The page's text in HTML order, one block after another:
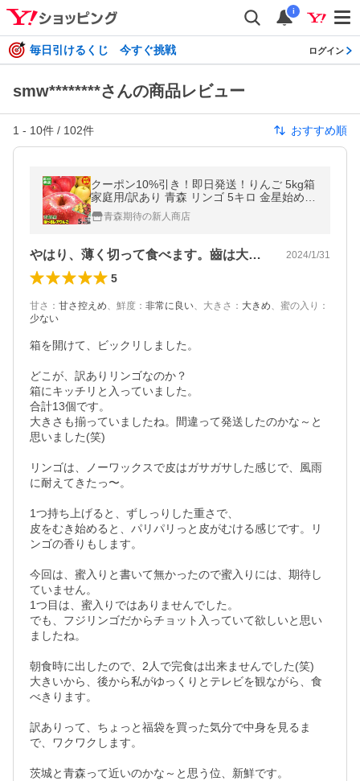
i
毎日引けるくじ 今すぐ挑戦 ログイン
smw********さんの商品レビュー
1 - 10件 / 102件 おすすめ順
クーポン10%引き！即日発送！りんご 5kg箱
家庭用/訳あり 青森 リンゴ 5キロ 金星始め選
べる品種 送料無料 ５キロ【家庭用訳あり】
★選べる品種 家訳 5kg箱
青森期待の新人商店
やはり、薄く切って食べます。齒は大切です 2024/1/31
5
甘さ ： 甘さ控えめ、 鮮度 ： 非常に良い、 大きさ ： 大きめ、 蜜の入り ：
少ない
箱を開けて、ビックリしました。
どこが、訳ありリンゴなのか？
箱にキッチリと入っていました。
合計13個です。
大きさも揃っていましたね。間違って発送したのかな～と
思いました(笑)
リンゴは、ノーワックスで皮はガサガサした感じで、風雨
に耐えてきたっ〜。
1つ持ち上げると、ずしっりした重さで、
皮をむき始めると、パリパリっと皮がむける感じです。リ
ンゴの香りもします。
今回は、蜜入りと書いて無かったので蜜入りには、期待し
ていません。
1つ目は、蜜入りではありませんでした。
でも、フジリンゴだからチョット入っていて欲しいと思い
ましたね。
朝食時に出したので、2人で完食は出来ませんでした(笑)
大きいから、後から私がゆっくりとテレビを観ながら、食
べきります。
訳ありって、ちょっと福袋を買った気分で中身を見るま
で、ワクワクします。
茨城と青森って近いのかな～と思う位、新鮮です。